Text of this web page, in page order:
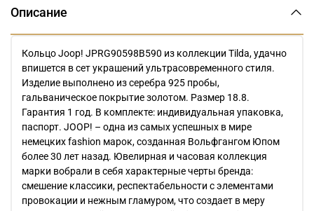
Описание
Кольцо Joop! JPRG90598B590 из коллекции Tilda, удачно
впишется в сет украшений ультрасовременного стиля.
Изделие выполнено из серебра 925 пробы,
гальваническое покрытие золотом. Размер 18.8.
Гарантия 1 год. В комплекте: индивидуальная упаковка,
паспорт. JOOP! – одна из самых успешных в мире
немецких fashion марок, созданная Вольфгангом Юпом
более 30 лет назад. Ювелирная и часовая коллекция
марки вобрали в себя характерные черты бренда:
смешение классики, респектабельности с элементами
провокации и нежным гламуром, что создает в меру